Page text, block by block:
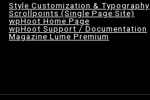
Style Customization & Typography
Scrollpoints (Single Page Site)
wpHoot Home Page
wpHoot Support / Documentation
Magazine Lume Premium